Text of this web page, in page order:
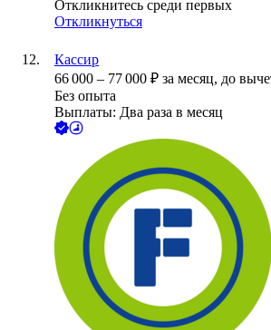
Откликнитесь среди первых
Откликнуться
Кассир
66 000 – 77 000 ₽ за месяц, до
Без опыта
Выплаты: Два раза в месяц